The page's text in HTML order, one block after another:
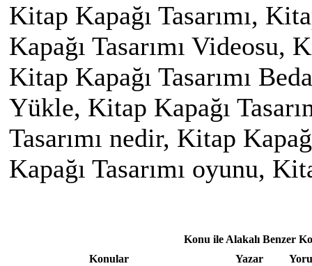
Kitap Kapağı Tasarımı,
Kapağı Tasarımı Videosu,
Kitap Kapağı Tasarımı
Yükle, Kitap Kapağı
Tasarımı nedir, Kitap
Kapağı Tasarımı oyunu,
Konu ile Alakalı Benzer
Konular
Yazar